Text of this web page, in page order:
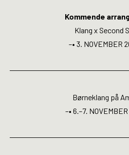
Open
Kommende
Klang x Second
–• 3. NOVEMBER
Børneklang på
–• 6.–7.